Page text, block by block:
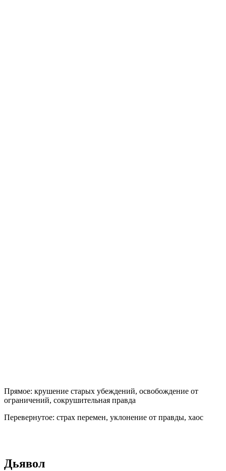
Прямое: крушение старых убеждений, освобождение от
ограничений, сокрушительная правда
Перевернутое: страх перемен, уклонение от правды, хаос
Дьявол